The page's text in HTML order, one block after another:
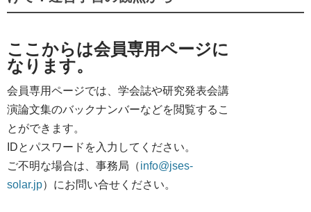
ここからは会員専用ページに
なります。
会員専用ページでは、学会誌や研究発表会講
演論文集のバックナンバーなどを閲覧するこ
とができます。
IDとパスワードを入力してください。
ご不明な場合は、事務局（info@jses-
solar.jp）にお問い合せください。